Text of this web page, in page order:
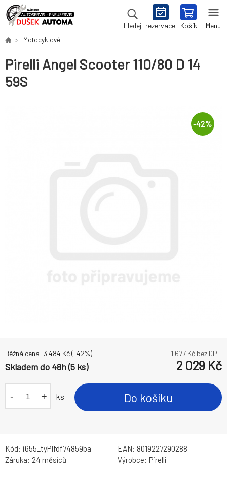
Hledej rezervace Košík Menu
Motocyklové
Pirelli Angel Scooter 110/80 D 14
59S
-42%
Běžná cena: 3 484Kč(-42%) 1 677 Kč bez DPH
Skladem do 48h (5 ks) 2 029 Kč
- + ks Do košíku
Kód: i655_tyPIfdf74859ba EAN: 8019227290288
Záruka: 24 měsíců Výrobce: Pirelli